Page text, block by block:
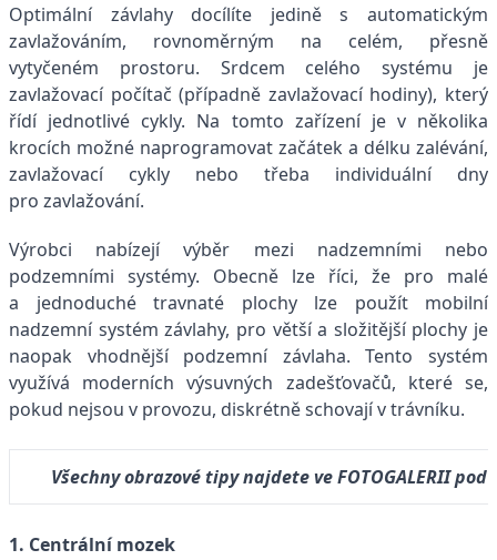
Optimální závlahy docílíte jedině s automatickým
zavlažováním, rovnoměrným na celém, přesně
vytyčeném prostoru. Srdcem celého systému je
zavlažovací počítač (případně zavlažovací hodiny), který
řídí jednotlivé cykly. Na tomto zařízení je v několika
krocích možné naprogramovat začátek a délku zalévání,
zavlažovací cykly nebo třeba individuální dny
pro zavlažování.
Výrobci nabízejí výběr mezi nadzemními nebo
podzemními systémy. Obecně lze říci, že pro malé
a jednoduché travnaté plochy lze použít mobilní
nadzemní systém závlahy, pro větší a složitější plochy je
naopak vhodnější podzemní závlaha. Tento systém
využívá moderních výsuvných zadešťovačů, které se,
pokud nejsou v provozu, diskrétně schovají v trávníku.
Všechny obrazové tipy najdete ve FOTOGALERII
1. Centrální mozek